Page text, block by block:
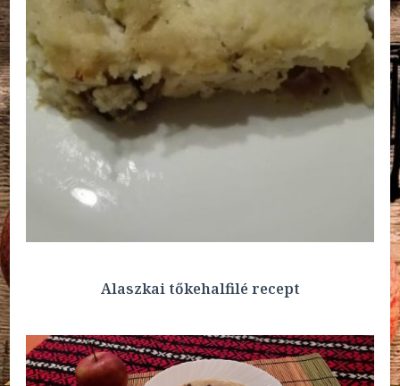
Alaszkai tőkehalfilé recept